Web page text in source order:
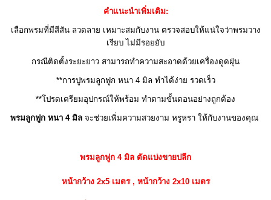
คำแนะนำเพิ่มเติม:
เลือกพรมที่มีสีสัน ลวดลาย เหมาะสมกับงาน ตรวจสอบให้แน่ใจว่าพรมวาง
เรียบ ไม่มีรอยยับ
กรณีติดตั้งระยะยาว สามารถทำความสะอาดด้วยเครื่องดูดฝุ่น
**การปูพรมลูกฟูก หนา 4 มิล ทำได้ง่าย รวดเร็ว
**โปรดเตรียมอุปกรณ์ให้พร้อม ทำตามขั้นตอนอย่างถูกต้อง
พรมลูกฟูก หนา 4 มิล จะช่วยเพิ่มความสวยงาม หรูหรา ให้กับงานของคุณ
พรมลูกฟูก 4 มิล ตัดแบ่งขายปลีก
หน้ากว้าง 2x5 เมตร , หน้ากว้าง 2x10 เมตร